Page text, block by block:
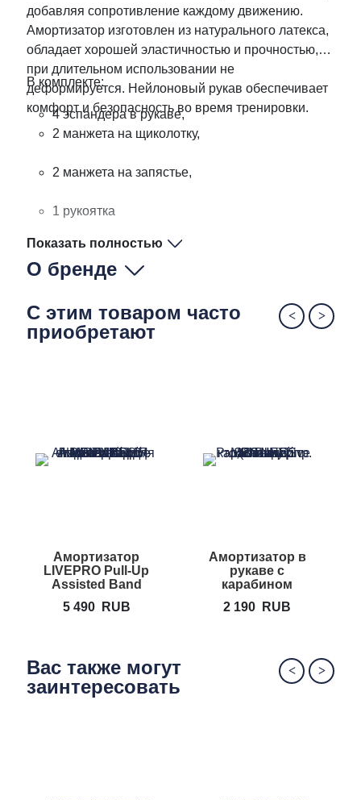
добавляя сопротивление каждому движению.
Амортизатор изготовлен из натурального латекса,
обладает хорошей эластичностью и прочностью,
при длительном использовании не
деформируется. Нейлоновый рукав обеспечивает
комфорт и безопасность во время тренировки.
В комплекте:
4 эспандера в рукаве,
2 манжета на щиколотку,
2 манжета на запястье,
1 рукоятка
Показать полностью
О бренде
С этим товаром часто
приобретают
Амортизатор
LIVEPRO Pull-Up
Assisted Band
5 490
RUB
Амортизатор в
рукаве с
карабином
Resistance
2 190 RUB
Вас также могут
заинтересовать